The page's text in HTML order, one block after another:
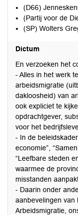
(D66)
(Partij voor de
(SP) Wolters
Dictum
En verzoeken het
- Alles in het werk
arbeidsmigratie
dakloosheid) van
ook expliciet te
opdrachtgever,
voor het
- In de
economie”,
“Leefbare steden
waarmee de
misstanden
- Daarin onder
aanbevelingen van
Arbeidsmigratie,